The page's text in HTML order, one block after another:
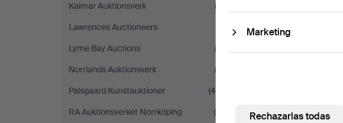
Kalmar Auktionsverk
(2)
Lawrences Auctioneers
Lyme Bay Auctions
(3)
Norrlands Auktionsverk
(2)
Palsgaard Kunstauktioner
(40)
RA Auktionsverket Norrköping
(4)
Marketing
Rechazarlas todas